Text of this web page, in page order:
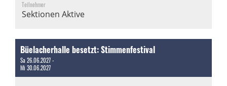
Teilnehmer
Sektionen Aktive
Büelacherhalle besetzt: Stimmenfestival
Sa 26.06.2027 -
Mi 30.06.2027